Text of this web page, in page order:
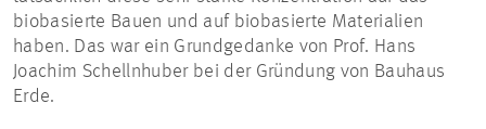
biobasierte Bauen und auf biobasierte Materialien
haben. Das war ein Grundgedanke von Prof. Hans
Joachim Schellnhuber bei der Gründung von Bauhaus
Erde.